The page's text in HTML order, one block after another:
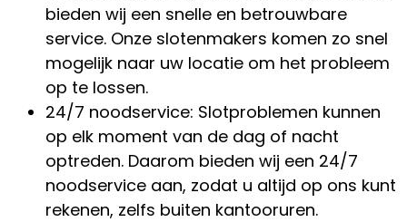
bieden wij een snelle en betrouwbare
service. Onze slotenmakers komen zo snel
mogelijk naar uw locatie om het probleem
op te lossen.
24/7 noodservice: Slotproblemen kunnen
op elk moment van de dag of nacht
optreden. Daarom bieden wij een 24/7
noodservice aan, zodat u altijd op ons kunt
rekenen, zelfs buiten kantooruren.